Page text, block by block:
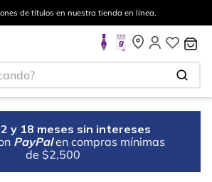
de títulos en nuestra tienda en línea.
y 18 meses sin intereses
PayPal en compras mínimas
de $2,500